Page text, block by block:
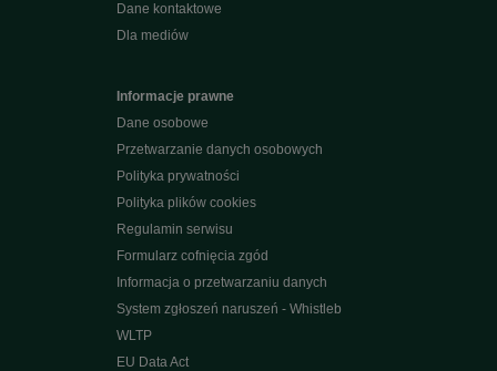
Dane kontaktowe
Dla mediów
Informacje prawne
Dane osobowe
Przetwarzanie danych osobowych
Polityka prywatności
Polityka plików cookies
Regulamin serwisu
Formularz cofnięcia zgód
Informacja o przetwarzaniu danych
System zgłoszeń naruszeń - Whistleb
WLTP
EU Data Act